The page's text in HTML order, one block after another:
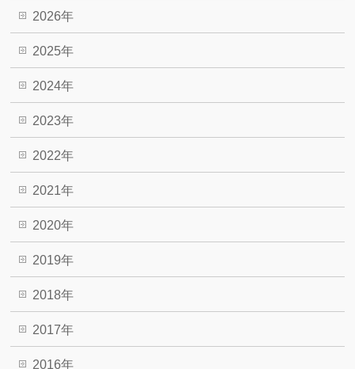
2026年
2025年
2024年
2023年
2022年
2021年
2020年
2019年
2018年
2017年
2016年